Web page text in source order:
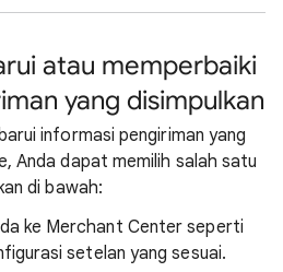
atau memperbaiki
yang disimpulkan
informasi pengiriman yang
Anda dapat memilih salah satu
di bawah:
ke Merchant Center seperti
setelan yang sesuai.